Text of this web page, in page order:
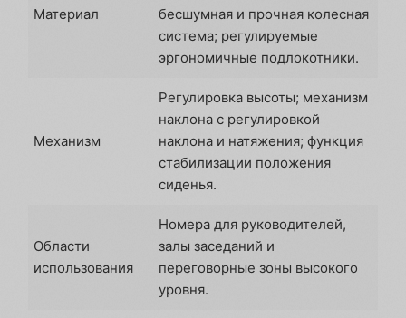
Материал
бесшумная и прочная колесная
система; регулируемые
эргономичные подлокотники.
Механизм
Регулировка высоты; механизм
наклона с регулировкой
наклона и натяжения; функция
стабилизации положения
сиденья.
Области
использования
Номера для руководителей,
залы заседаний и
переговорные зоны высокого
уровня.